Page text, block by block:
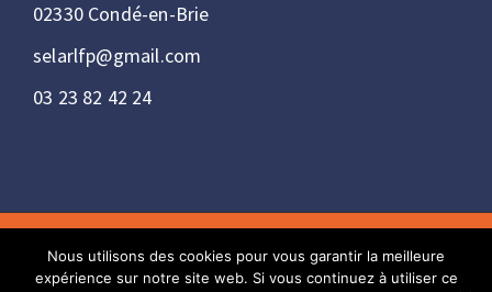
02330 Condé-en-Brie
selarlfp@gmail.com
03 23 82 42 24
Copyright © 2022 - Réalisation : Bulles2com. Tous droits
Nous utilisons des cookies pour vous garantir la meilleure
expérience sur notre site web. Si vous continuez à utiliser ce